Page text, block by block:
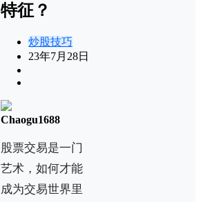
特征？
炒股技巧
23年7月28日
Chaogu1688
股票交易是一门
艺术，如何才能
成为交易世界里